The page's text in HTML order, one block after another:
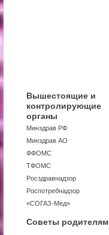
Вышестоящие и
контролирующие
органы
Минздрав РФ
Минздрав АО
ФФОМС
ТФОМС
Росздравнадзор
Роспотребнадзор
«СОГАЗ-Мед»
Советы родителям